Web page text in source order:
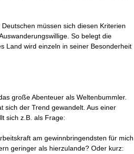
müssen sich diesen Kriterien
So belegt die
Land wird einzeln in seiner Besonderheit
große Abenteuer als Weltenbummler.
sich der Trend gewandelt. Aus einer
sich z.B. als Frage:
am gewinnbringendsten für mich
geringer als hierzulande? Oder kurz: